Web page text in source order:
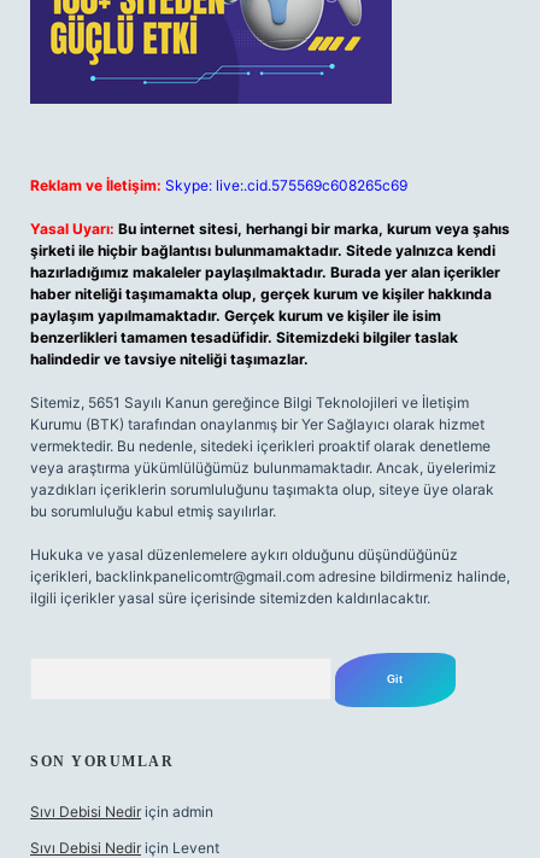
Reklam ve İletişim: Skype: live:.cid.575569c608265c69
Yasal Uyarı: Bu internet sitesi, herhangi bir marka, kurum veya şahıs
şirketi ile hiçbir bağlantısı bulunmamaktadır. Sitede yalnızca kendi
hazırladığımız makaleler paylaşılmaktadır. Burada yer alan içerikler
haber niteliği taşımamakta olup, gerçek kurum ve kişiler hakkında
paylaşım yapılmamaktadır. Gerçek kurum ve kişiler ile isim
benzerlikleri tamamen tesadüfidir. Sitemizdeki bilgiler taslak
halindedir ve tavsiye niteliği taşımazlar.
Sitemiz, 5651 Sayılı Kanun gereğince Bilgi Teknolojileri ve İletişim
Kurumu (BTK) tarafından onaylanmış bir Yer Sağlayıcı olarak hizmet
vermektedir. Bu nedenle, sitedeki içerikleri proaktif olarak denetleme
veya araştırma yükümlülüğümüz bulunmamaktadır. Ancak, üyelerimiz
yazdıkları içeriklerin sorumluluğunu taşımakta olup, siteye üye olarak
bu sorumluluğu kabul etmiş sayılırlar.
Hukuka ve yasal düzenlemelere aykırı olduğunu düşündüğünüz
içerikleri, backlinkpanelicomtr@gmail.com adresine bildirmeniz halinde,
ilgili içerikler yasal süre içerisinde sitemizden kaldırılacaktır.
SON YORUMLAR
Sıvı Debisi Nedir için admin
Sıvı Debisi Nedir için Levent